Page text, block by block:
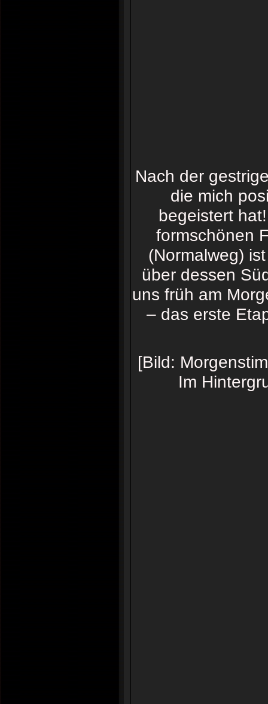
Nach der
die mich
begeistert
formschönen
(Normalweg)
über dessen
uns früh am
– das erste
[Bild:
Im